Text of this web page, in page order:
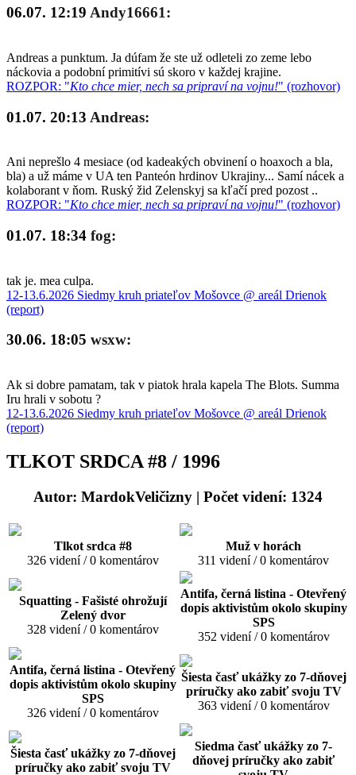
06.07. 12:19 Andy16661:
Andreas a punktum. Ja dúfam že ste už odleteli zo zeme lebo
náckovia a podobní primitívi sú skoro v každej krajine.
ROZPOR: "Kto chce mier, nech sa pripraví na vojnu!" (rozhovor)
01.07. 20:13 Andreas:
Ani neprešlo 4 mesiace (od kadeakých obvinení o hoaxoch a bla,
bla) a už máme v UA ten Panteón hrdinov Ukrajiny... Samí nácek a
kolaborant v ňom. Ruský žid Zelenskyj sa kľačí pred pozost ..
ROZPOR: "Kto chce mier, nech sa pripraví na vojnu!" (rozhovor)
01.07. 18:34 fog:
tak je. mea culpa.
12-13.6.2026 Siedmy kruh priateľov Mošovce @ areál Drienok
(report)
30.06. 18:05 wsxw:
Ak si dobre pamatam, tak v piatok hrala kapela The Blots. Summa
Iru hrali v sobotu ?
12-13.6.2026 Siedmy kruh priateľov Mošovce @ areál Drienok
(report)
TLKOT SRDCA #8 / 1996
Autor: MardokVeličizny | Počet videní: 1324
Tlkot srdca #8
326 videní / 0 komentárov
Muž v horách
311 videní / 0 komentárov
Squatting - Fašisté ohrožují
Zelený dvor
328 videní / 0 komentárov
Antifa, černá listina - Otevřený
dopis aktivistům okolo skupiny
SPS
352 videní / 0 komentárov
Antifa, černá listina - Otevřený
dopis aktivistům okolo skupiny
SPS
326 videní / 0 komentárov
Šiesta časť ukážky zo 7-dňovej
príručky ako zabiť svoju TV
363 videní / 0 komentárov
Šiesta časť ukážky zo 7-dňovej
príručky ako zabiť svoju TV
Siedma časť ukážky zo 7-
dňovej príručky ako zabiť